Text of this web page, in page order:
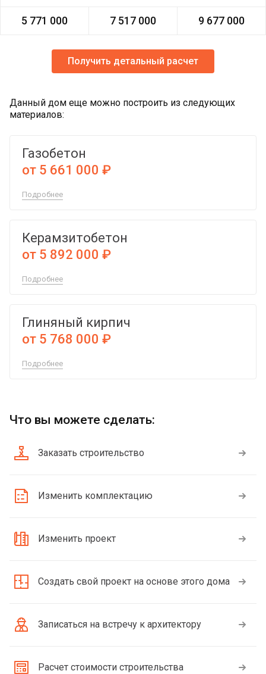
5 771 000 7 517 000 9 677 000
Получить детальный расчет
Данный дом еще можно построить из следующих
материалов:
Газобетон
от 5 661 000 ₽
Подробнее
Керамзитобетон
от 5 892 000 ₽
Подробнее
Глиняный кирпич
от 5 768 000 ₽
Подробнее
Что вы можете сделать:
Заказать строительство
Изменить комплектацию
Изменить проект
Создать свой проект на основе этого дома
Записаться на встречу к архитектору
Расчет стоимости строительства